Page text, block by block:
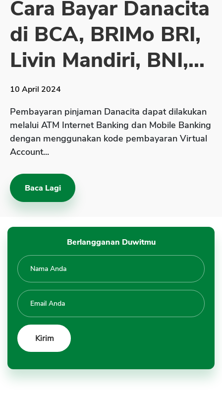
Sekuritas Saham
Bank Digital
Crypto
Assets Crypto
Asuransi Jiwa
Asuransi Kesehatan
Asuransi Syariah
Cara Bayar Danacita
di BCA, BRIMo BRI,
Livin Mandiri, BNI,...
10 April 2024
Pembayaran pinjaman Danacita dapat dilakukan
melalui ATM Internet Banking dan Mobile Banking
dengan menggunakan kode pembayaran Virtual
Account...
Baca Lagi
Berlangganan Duwitmu